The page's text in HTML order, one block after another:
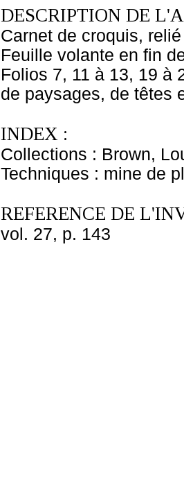
DESCRIPTION DE
Carnet de croquis,
Feuille volante en fin
Folios 7, 11 à 13, 19 à
de paysages, de têtes
INDEX :
Collections : Brown,
Techniques : mine de
REFERENCE DE
vol. 27, p. 143